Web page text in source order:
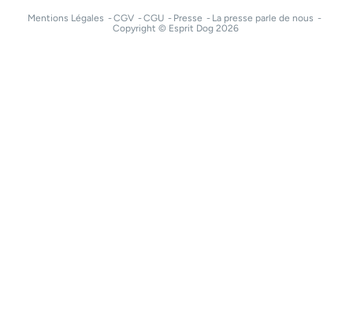
Mentions Légales CGV CGU Presse
La presse parle de nous
Copyright © Esprit Dog 2026